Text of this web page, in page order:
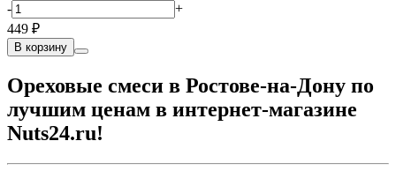
-
+
449 ₽
В корзину
Ореховые смеси в Ростове-на-Дону по
лучшим ценам в интернет-магазине
Nuts24.ru!